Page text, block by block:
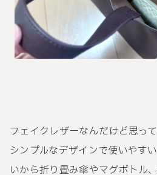
フェイクレザーなんだけど思っ
シンプルなデザインで使いやす
いから折り畳み傘やマグボトル